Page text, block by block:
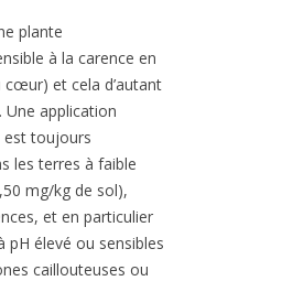
plante
à la carence en
et cela d’autant
Une application
est toujours
les terres à faible
mg/kg de sol),
et en particulier
pH élevé ou sensibles
caillouteuses ou